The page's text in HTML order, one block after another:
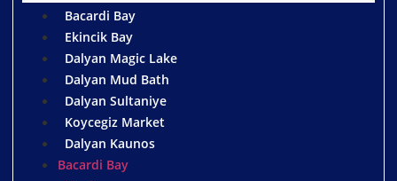
Bacardi Bay
Ekincik Bay
Dalyan Magic Lake
Dalyan Mud Bath
Dalyan Sultaniye
Koycegiz Market
Dalyan Kaunos
Bacardi Bay